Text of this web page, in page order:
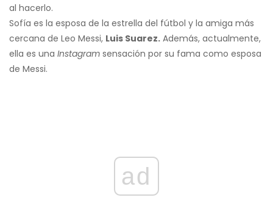
al hacerlo.
Sofía es la esposa de la estrella del fútbol y la amiga más
cercana de Leo Messi, Luis Suarez. Además, actualmente,
ella es una Instagram sensación por su fama como esposa
de Messi.
ad